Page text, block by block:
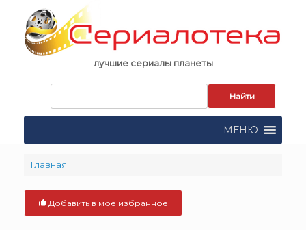
content
лучшие сериалы планеты
поиска:
МЕНЮ
Главная
Добавить в моё избранное